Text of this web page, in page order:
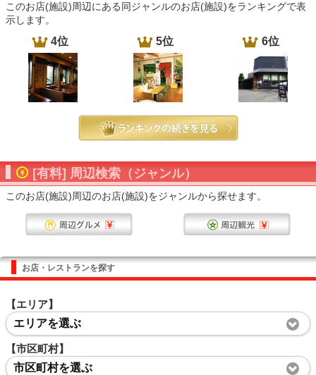
このお店(施設)周辺にある同ジャンルのお店(施設)をランキングで表
示します。
4位 5位 6位
[有料] 周辺検索（ジャンル）
このお店(施設)周辺のお店(施設)をジャンルから探せます。
お店・レストランを探す
【エリア】
エリアを選ぶ
【市区町村】
市区町村を選ぶ